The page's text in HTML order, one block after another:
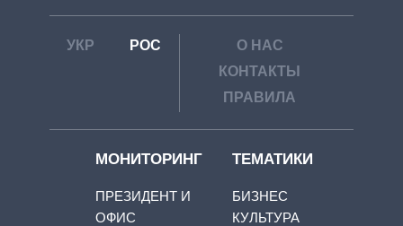
УКР РОС
О НАС
КОНТАКТЫ
ПРАВИЛА
МОНИТОРИНГ
ПРЕЗИДЕНТ И
ОФИС
ТЕМАТИКИ
БИЗНЕС
КУЛЬТУРА